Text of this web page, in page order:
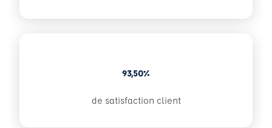
93,50%
de satisfaction client